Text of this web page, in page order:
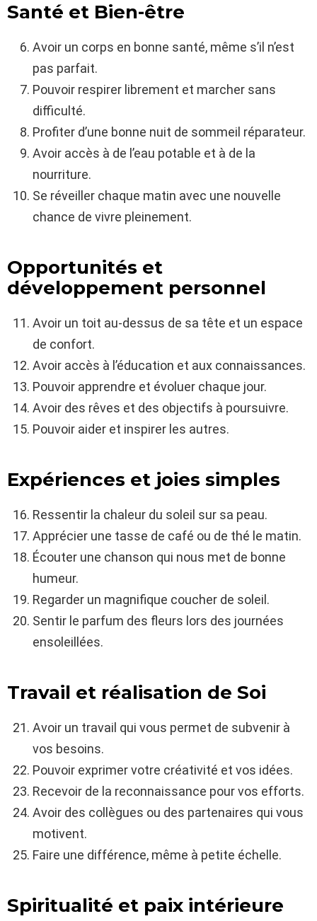
Santé et Bien-être
Avoir un corps en bonne santé, même s’il n’est
pas parfait.
Pouvoir respirer librement et marcher sans
difficulté.
Profiter d’une bonne nuit de sommeil réparateur.
Avoir accès à de l’eau potable et à de la
nourriture.
Se réveiller chaque matin avec une nouvelle
chance de vivre pleinement.
Opportunités et
développement personnel
Avoir un toit au-dessus de sa tête et un espace
de confort.
Avoir accès à l’éducation et aux connaissances.
Pouvoir apprendre et évoluer chaque jour.
Avoir des rêves et des objectifs à poursuivre.
Pouvoir aider et inspirer les autres.
Expériences et joies simples
Ressentir la chaleur du soleil sur sa peau.
Apprécier une tasse de café ou de thé le matin.
Écouter une chanson qui nous met de bonne
humeur.
Regarder un magnifique coucher de soleil.
Sentir le parfum des fleurs lors des journées
ensoleillées.
Travail et réalisation de Soi
Avoir un travail qui vous permet de subvenir à
vos besoins.
Pouvoir exprimer votre créativité et vos idées.
Recevoir de la reconnaissance pour vos efforts.
Avoir des collègues ou des partenaires qui vous
motivent.
Faire une différence, même à petite échelle.
Spiritualité et paix intérieure